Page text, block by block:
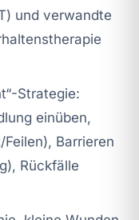
und verwandte
Strategie:
einüben,
Barrieren
Rückfälle